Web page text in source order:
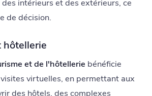
intérieurs et des extérieurs, ce
de décision.
hôtellerie
et de l'hôtellerie bénéficie
virtuelles, en permettant aux
des hôtels, des complexes